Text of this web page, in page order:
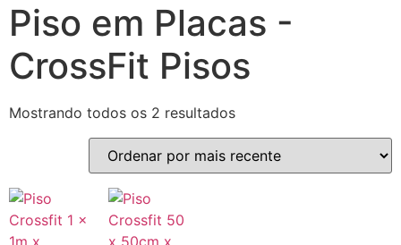
Piso em Placas -
CrossFit Pisos
Mostrando todos os 2 resultados